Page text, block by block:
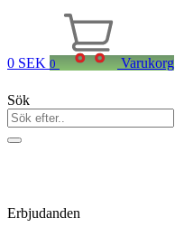
0 SEK 0 Varukorg
Sök
Erbjudanden